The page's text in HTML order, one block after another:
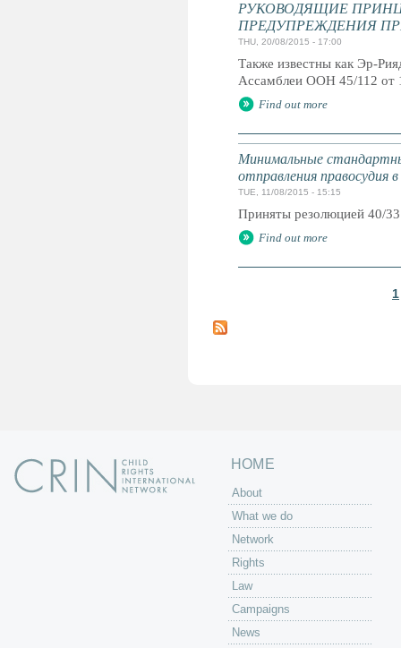
РУКОВОДЯЩИЕ
ПРЕДУПРЕЖДЕНИЯ
THU, 20/08/2015 - 17:00
Также известны как Эр-
Ассамблеи ООН 45/112 от
Find out more
Минимальные
отправления правосудия
TUE, 11/08/2015 - 15:15
Приняты резолюцией 40/
Find out more
a
1
HOME
About
What we do
Network
Rights
Law
Campaigns
News